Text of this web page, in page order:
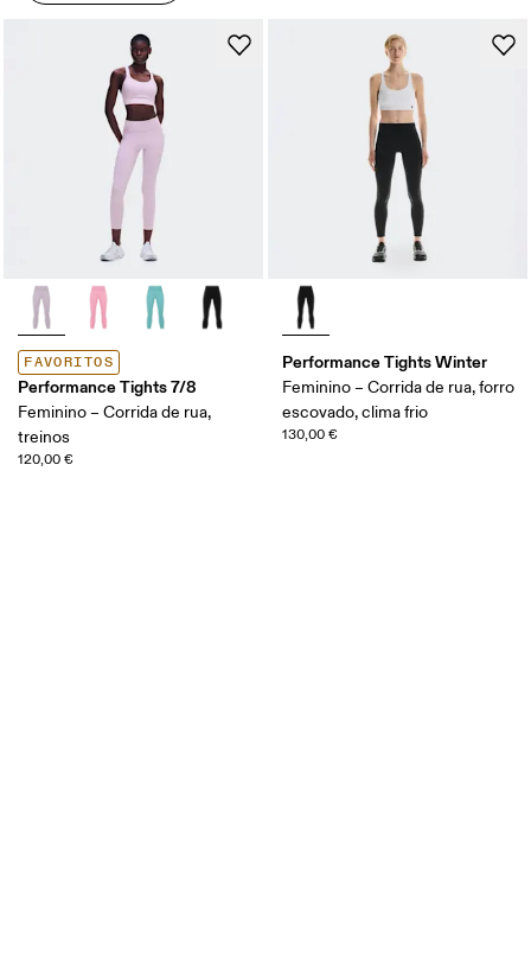
FAVORITOS
Performance Tights 7/8
Feminino – Corrida de rua,
treinos
120,00 €
Performance Tights Winter
Feminino – Corrida de rua, forro
escovado, clima frio
130,00 €